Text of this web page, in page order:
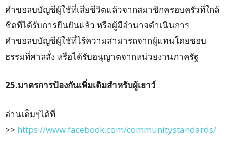
คำขอลบบัญชีผู้ใช้ที่เสียชีวิตแล้วจากสมาชิกครอบครัวที่ใกล้
ชิดที่ได้รับการยืนยันแล้ว หรือผู้มีอำนาจดำเนินการ
คำขอลบบัญชีผู้ใช้ที่ไร้ความสามารถจากผู้แทนโดยชอบ
ธรรมที่ศาลสั่ง หรือได้รับอนุญาตจากหน่วยงานภาครัฐ
25.มาตรการป้องกันเพิ่มเติมสำหรับผู้เยาว์
อ่านเต็มๆได้ที่
>> https://www.facebook.com/communitystandards/